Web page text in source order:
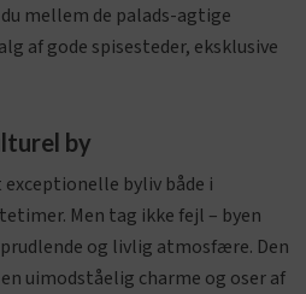
mellem de palads-agtige
af gode spisesteder, eksklusive
by
byliv både i
Men tag ikke fejl – byen
og livlig atmosfære. Den
uimodståelig charme og oser af